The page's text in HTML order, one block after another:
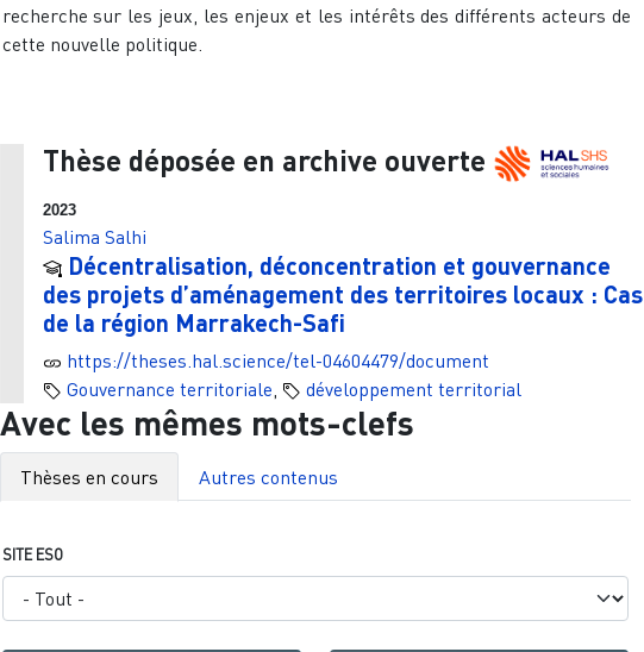
recherche sur les jeux, les enjeux et les intérêts des différents acteurs de
cette nouvelle politique.
Thèse déposée en archive ouverte
2023
Salima Salhi
Décentralisation, déconcentration et gouvernance
des projets d’aménagement des territoires locaux : Cas
de la région Marrakech-Safi
https://theses.hal.science/tel-04604479/document
Gouvernance territoriale
développement territorial
Avec les mêmes mots-clefs
Thèses en cours Autres contenus
SITE ESO